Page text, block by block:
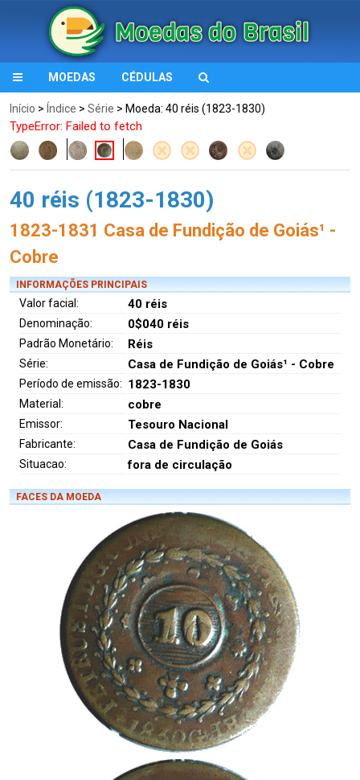
MOEDAS CÉDULAS
Início > Índice > Série > Moeda: 40 réis (1823-1830)
TypeError: Failed to fetch
40 réis (1823-1830)
1823-1831 Casa de Fundição de Goiás¹ -
Cobre
INFORMAÇÕES PRINCIPAIS
Valor facial: 40 réis
Denominação: 0$040 réis
Padrão Monetário: Réis
Série: Casa de Fundição de Goiás¹ - Cobre
Período de emissão: 1823-1830
Material: cobre
Emissor: Tesouro Nacional
Fabricante: Casa de Fundição de Goiás
Situacao: fora de circulação
FACES DA MOEDA